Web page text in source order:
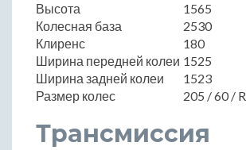
Высота
1565
Колесная база
2530
Клиренс
180
Ширина передней колеи 1525
Ширина задней колеи
1523
Размер колес
205 / 60 /
Трансмиссия